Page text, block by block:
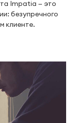
Impatia — это
безупречного
клиенте.